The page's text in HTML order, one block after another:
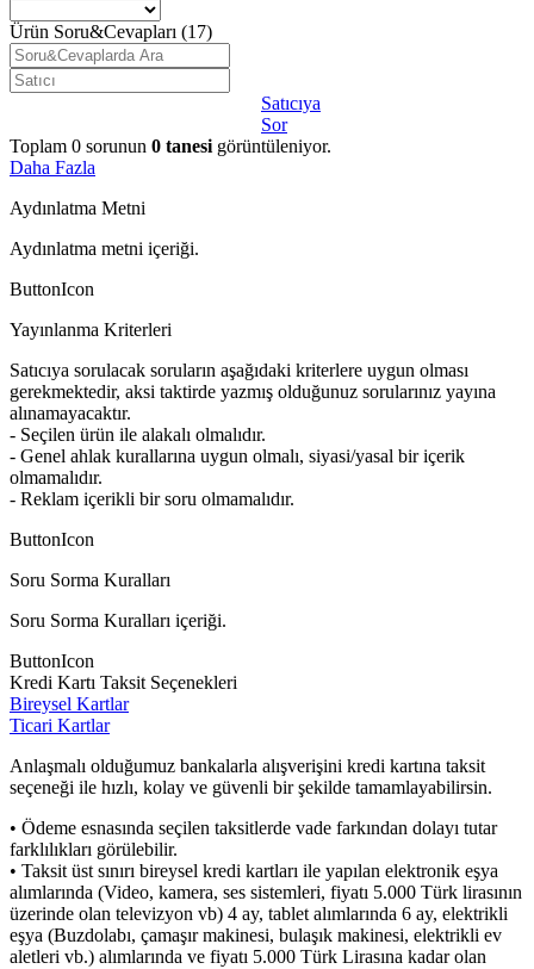
Ürün Soru&Cevapları (17)
Satıcıya
Sor
Toplam 0 sorunun 0 tanesi görüntüleniyor.
Daha Fazla
Aydınlatma Metni
Aydınlatma metni içeriği.
ButtonIcon
Yayınlanma Kriterleri
Satıcıya sorulacak soruların aşağıdaki kriterlere uygun olması
gerekmektedir, aksi taktirde yazmış olduğunuz sorularınız yayına
alınamayacaktır.
- Seçilen ürün ile alakalı olmalıdır.
- Genel ahlak kurallarına uygun olmalı, siyasi/yasal bir içerik
olmamalıdır.
- Reklam içerikli bir soru olmamalıdır.
ButtonIcon
Soru Sorma Kuralları
Soru Sorma Kuralları içeriği.
ButtonIcon
Kredi Kartı Taksit Seçenekleri
Bireysel Kartlar
Ticari Kartlar
Anlaşmalı olduğumuz bankalarla alışverişini kredi kartına taksit
seçeneği ile hızlı, kolay ve güvenli bir şekilde tamamlayabilirsin.
• Ödeme esnasında seçilen taksitlerde vade farkından dolayı tutar
farklılıkları görülebilir.
• Taksit üst sınırı bireysel kredi kartları ile yapılan elektronik eşya
alımlarında (Video, kamera, ses sistemleri, fiyatı 5.000 Türk lirasının
üzerinde olan televizyon vb) 4 ay, tablet alımlarında 6 ay, elektrikli
eşya (Buzdolabı, çamaşır makinesi, bulaşık makinesi, elektrikli ev
aletleri vb.) alımlarında ve fiyatı 5.000 Türk Lirasına kadar olan